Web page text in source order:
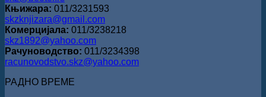
Књижара: 011/3231593
skzknjizara@gmail.com
Комерцијала: 011/3238218
skz1892@yahoo.com
Рачуноводство: 011/3234398
racunovodstvo.skz@yahoo.com
РАДНО ВРЕМЕ